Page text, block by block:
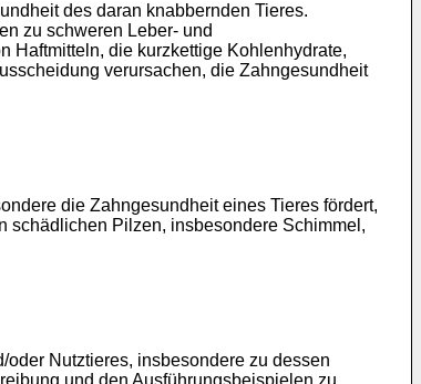
des daran knabbernden Tieres.
zu schweren Leber- und
Haftmitteln, die kurzkettige Kohlenhydrate,
verursachen, die Zahngesundheit
die Zahngesundheit eines Tieres fördert,
schädlichen Pilzen, insbesondere Schimmel,
Nutztieres, insbesondere zu dessen
und den Ausführungsbeispielen zu